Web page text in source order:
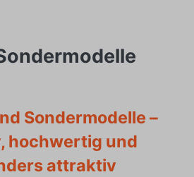
Sondermodelle –
hochwertig und
attraktiv